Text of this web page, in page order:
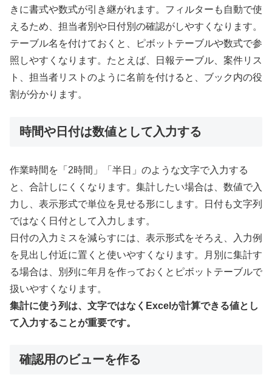
きに書式や数式が引き継がれます。フィルターも自動で使
えるため、担当者別や日付別の確認がしやすくなります。
テーブル名を付けておくと、ピボットテーブルや数式で参
照しやすくなります。たとえば、日報テーブル、案件リス
ト、担当者リストのように名前を付けると、ブック内の役
割が分かります。
時間や日付は数値として入力する
作業時間を「2時間」「半日」のような文字で入力する
と、合計しにくくなります。集計したい場合は、数値で入
力し、表示形式で単位を見せる形にします。日付も文字列
ではなく日付として入力します。
日付の入力ミスを減らすには、表示形式をそろえ、入力例
を見出し付近に置くと使いやすくなります。月別に集計す
る場合は、別列に年月を作っておくとピボットテーブルで
扱いやすくなります。
集計に使う列は、文字ではなくExcelが計算できる値とし
て入力することが重要です。
確認用のビューを作る